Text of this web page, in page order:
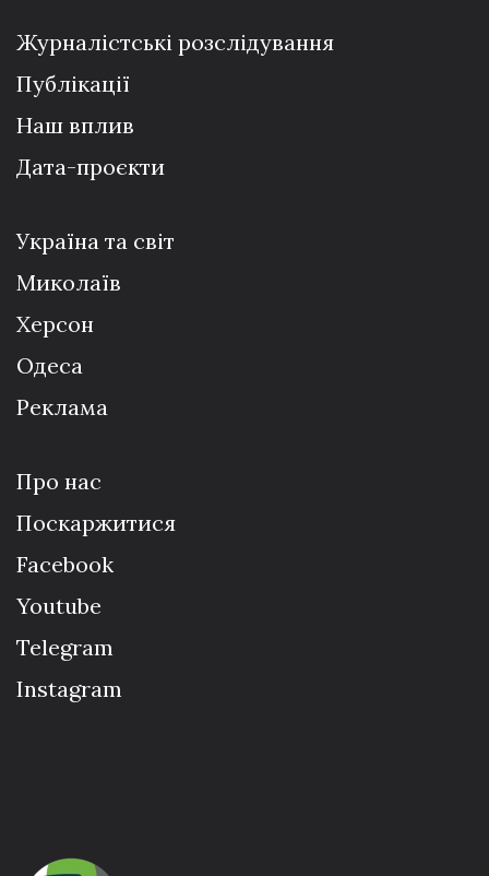
Журналістські розслідування
Публікації
Наш вплив
Дата-проєкти
Україна та світ
Миколаїв
Херсон
Одеса
Реклама
Про нас
Поскаржитися
Facebook
Youtube
Telegram
Instagram